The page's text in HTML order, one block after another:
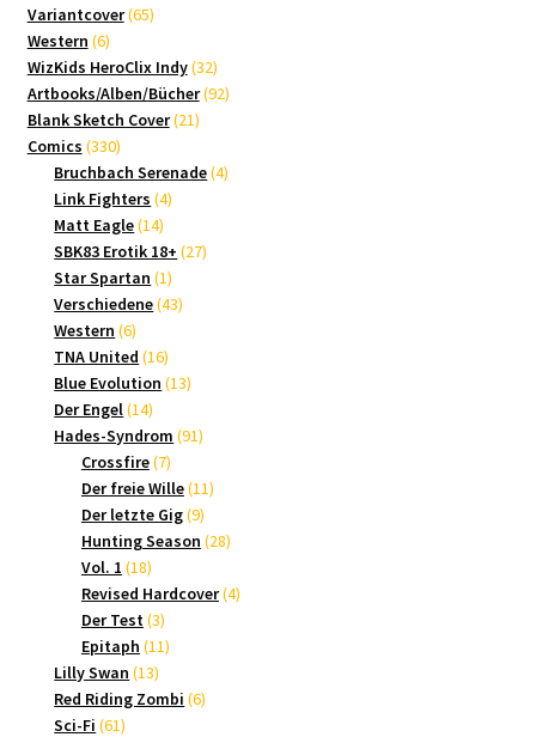
Variantcover 6565
Western 66
Produkte
WizKids HeroClix Indy 3232
Produkte
Artbooks/Alben/Bücher 9292
Blank Sketch Cover 2121
Comics 330330
Produkte
Bruchbach Serenade 44
Link Fighters 44
Matt Eagle 1414
Produkte
SBK83 Erotik 18+ 2727
Star Spartan 11
Produkt
Verschiedene 4343
Western 66
Produkte
TNA United 1616
Produkte
Blue Evolution 1313
Der Engel 1414
Produkte
Hades-Syndrom 9191
Crossfire 77
Produkte
Der freie Wille 1111
Der letzte Gig 99
Produkte
Hunting Season 2828
Vol. 1 1818
Produkte
Revised Hardcover 44
Der Test 33
Produkte
Epitaph 1111
Lilly Swan 1313
Produkte
Red Riding Zombi 66
Sci-Fi 6161